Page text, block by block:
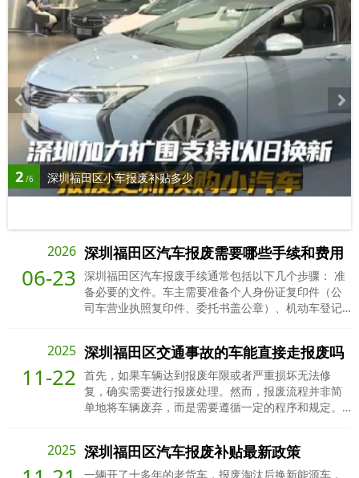
2/6 深圳福田区小车报废补贴多少
2026
06-23
深圳福田区汽车报废需要哪些手续和费用
深圳福田区汽车报废手续通常包括以下几个步骤： 准
备必要的文件。车主需要准备个人身份证复印件（公
司车营业执照复印件、委托书盖公章）、机动车登记
装车，当场结算报废车款 平台将车辆拖至报废公司拆
解 报废公司拆解上传公安系统审核 出具报废回收证
明、注销证明 邮寄或发电子档给车主 报废完成
2025
11-22
深圳福田区交通事故的车能直接走报废吗
首先，如果车辆达到报废年限或者严重损坏无法修
复，确实需要进行报废处理。然而，报废流程并非简
单地将车辆废弃，而是需要遵循一定的程序和规定。
废手续。其次，即使车辆在交通事故中受损严重，也
不能直接进行报废。车主需要先与保险公司或相关责
2025 深圳福田区汽车报废补贴最新政策
一辆开了十多年的老货车，报废淘汰后换新能源车，